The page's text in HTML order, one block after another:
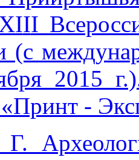
II
(с
2015
-